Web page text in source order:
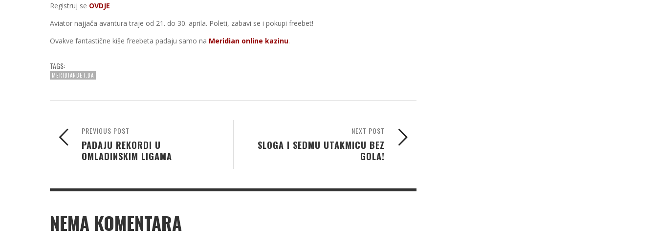
Registruj se OVDJE
Aviator najjača avantura traje od 21. do 30. aprila. Poleti, zabavi se i pokupi freebet!
Ovakve fantastične kiše freebeta padaju samo na Meridian online kazinu.
TAGS:
MERIDIANBET.BA
NEXT POST
SLOGA I SEDMU UTAKMICU BEZ
GOLA!
PREVIOUS POST
PADAJU REKORDI U
OMLADINSKIM LIGAMA
NEMA KOMENTARA